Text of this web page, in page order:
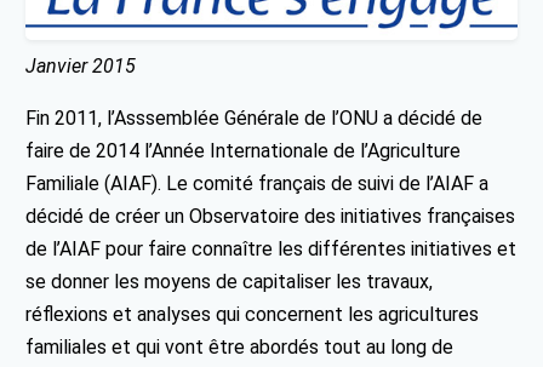
Janvier 2015
Fin 2011, l’Asssemblée Générale de l’ONU a décidé de
faire de 2014 l’Année Internationale de l’Agriculture
Familiale (AIAF). Le comité français de suivi de l’AIAF a
décidé de créer un Observatoire des initiatives françaises
de l’AIAF pour faire connaître les différentes initiatives et
se donner les moyens de capitaliser les travaux,
réflexions et analyses qui concernent les agricultures
familiales et qui vont être abordés tout au long de